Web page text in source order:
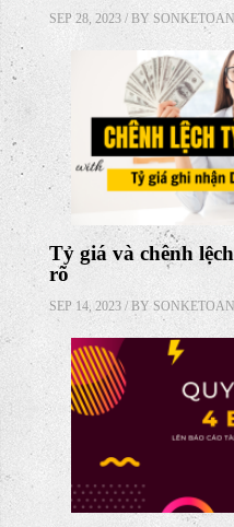
SEP 28, 2023 / BY SONKETOAN
Tỷ giá và chênh
rõ
SEP 14, 2023 / BY SONKETOAN